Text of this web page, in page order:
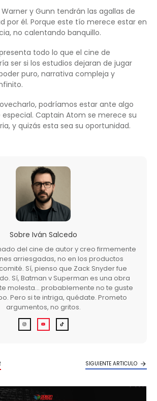
y Gunn tendrán las agallas de
por él. Porque este tío merece estar en
no calentando banquillo.
todo lo que el cine de
ser si los estudios dejaran de jugar
puro, narrativa compleja y
podríamos estar ante algo
Captain Atom se merece su
y quizás esta sea su oportunidad.
Sobre Iván Salcedo
del cine de autor y creo firmemente
arriesgadas, no en los productos
Sí, pienso que Zack Snyder fue
Sí, Batman v Superman es una obra
molesta… probablemente no te guste
Pero si te intriga, quédate. Prometo
argumentos, no gritos.
SIGUIENTE ARTICULO